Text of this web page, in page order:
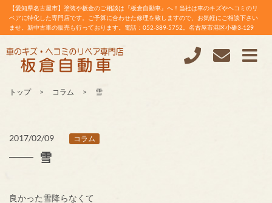
【愛知県名古屋市】塗装や板金のご相談は『板倉自動車』へ！当社は車のキズやヘコミのリ
ペアに特化した専門店です。ご予算に合わせた修理を致しますので、お気軽にご相談下さい
ませ。新中古車の販売も行っております。電話：052-389-5752。名古屋市港区小碓3-129
トップ コラム 雪
2017/02/09 コラム
雪
良かった雪降らなくて